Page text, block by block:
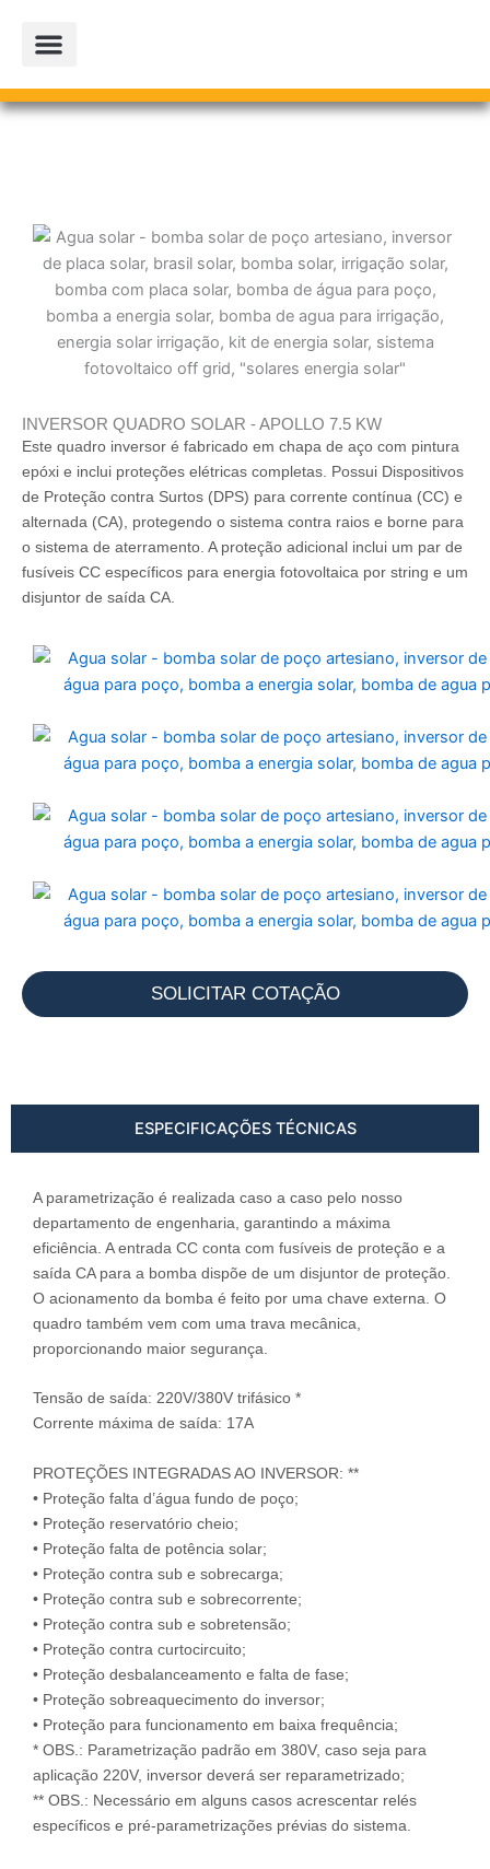
conteúdo
INVERSOR QUADRO SOLAR - APOLLO 7.5 KW
Este quadro inversor é fabricado em chapa de aço com pintura
epóxi e inclui proteções elétricas completas. Possui Dispositivos
de Proteção contra Surtos (DPS) para corrente contínua (CC) e
alternada (CA), protegendo o sistema contra raios e borne para
o sistema de aterramento. A proteção adicional inclui um par de
fusíveis CC específicos para energia fotovoltaica por string e um
disjuntor de saída CA.
SOLICITAR COTAÇÃO
ESPECIFICAÇÕES TÉCNICAS
A parametrização é realizada caso a caso pelo nosso
departamento de engenharia, garantindo a máxima
eficiência. A entrada CC conta com fusíveis de proteção e a
saída CA para a bomba dispõe de um disjuntor de proteção.
O acionamento da bomba é feito por uma chave externa. O
quadro também vem com uma trava mecânica,
proporcionando maior segurança.
Tensão de saída: 220V/380V trifásico *
Corrente máxima de saída: 17A
PROTEÇÕES INTEGRADAS AO INVERSOR: **
• Proteção falta d’água fundo de poço;
• Proteção reservatório cheio;
• Proteção falta de potência solar;
• Proteção contra sub e sobrecarga;
• Proteção contra sub e sobrecorrente;
• Proteção contra sub e sobretensão;
• Proteção contra curtocircuito;
• Proteção desbalanceamento e falta de fase;
• Proteção sobreaquecimento do inversor;
• Proteção para funcionamento em baixa frequência;
* OBS.: Parametrização padrão em 380V, caso seja para
aplicação 220V, inversor deverá ser reparametrizado;
** OBS.: Necessário em alguns casos acrescentar relés
específicos e pré-parametrizações prévias do sistema.